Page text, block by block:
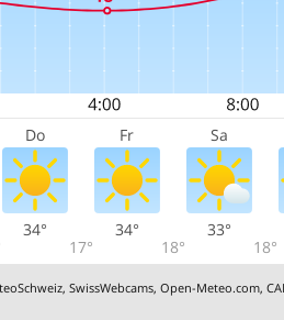
Do Fr Sa
34°
17°
34°
18°
33°
18°
,SwissWebcams,Open-Meteo.com,